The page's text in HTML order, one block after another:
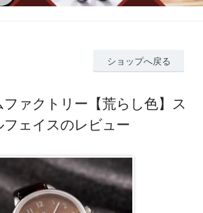
ショップへ戻る
ァクトリー【荒らし色】ス
フェイスのレビュー